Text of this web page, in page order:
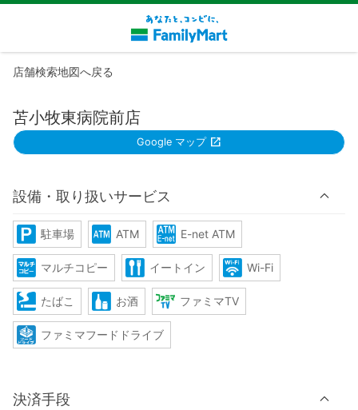
店舗検索地図へ戻る
苫小牧東病院前店
Google マップ
設備・取り扱いサービス
駐車場 ATM E-net ATM
マルチコピー イートイン Wi-Fi
たばこ お酒 ファミマTV
ファミマフードドライブ
決済手段